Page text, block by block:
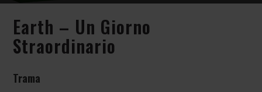
Earth – Un Giorno
Straordinario
Trama